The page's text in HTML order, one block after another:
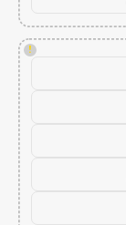
!